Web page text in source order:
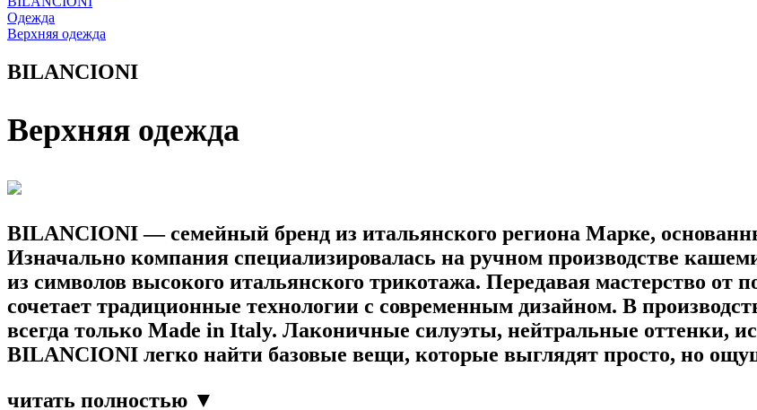
Одежда
Верхняя одежда
BILANCIONI
Верхняя одежда
BILANCIONI— семейный бренд из итальянского региона Марке,
Изначально компания специализировалась на ручном производстве
из символов высокого итальянского трикотажа. Передавая мастерство от
сочетает традиционные технологии с современным дизайном. В
всегда только Made in Italy. Лаконичные силуэты, нейтральные оттенки,
BILANCIONI легко найти базовые вещи, которые выглядят просто, но
читать полностью ▼